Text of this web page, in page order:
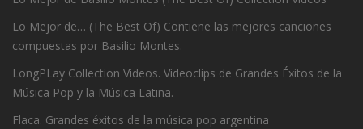
Lo Mejor de… (The Best Of) Contiene las mejores canciones
compuestas por Basilio Montes.
LongPLay Collection Videos. Videoclips de Grandes Éxitos de la
Música Pop y la Música Latina.
Flaca. Grandes éxitos de la música pop argentina